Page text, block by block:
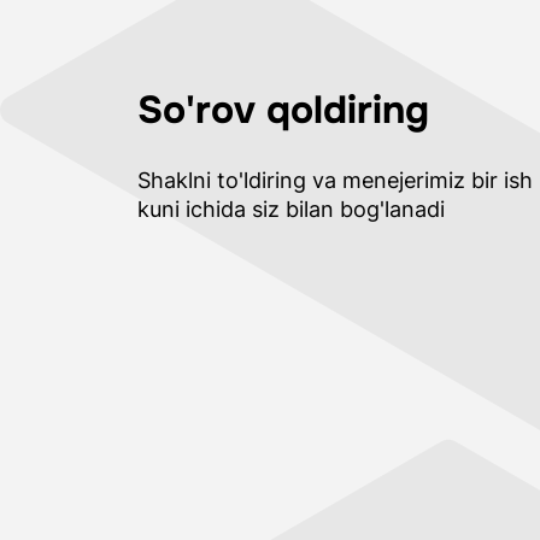
So'rov qoldiring
Shaklni to'ldiring va menejerimiz bir ish
kuni ichida siz bilan bog'lanadi